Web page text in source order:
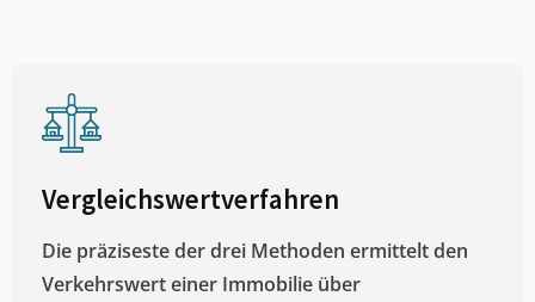
Vergleichswertverfahren
Die präziseste der drei Methoden ermittelt den
Verkehrswert einer Immobilie über